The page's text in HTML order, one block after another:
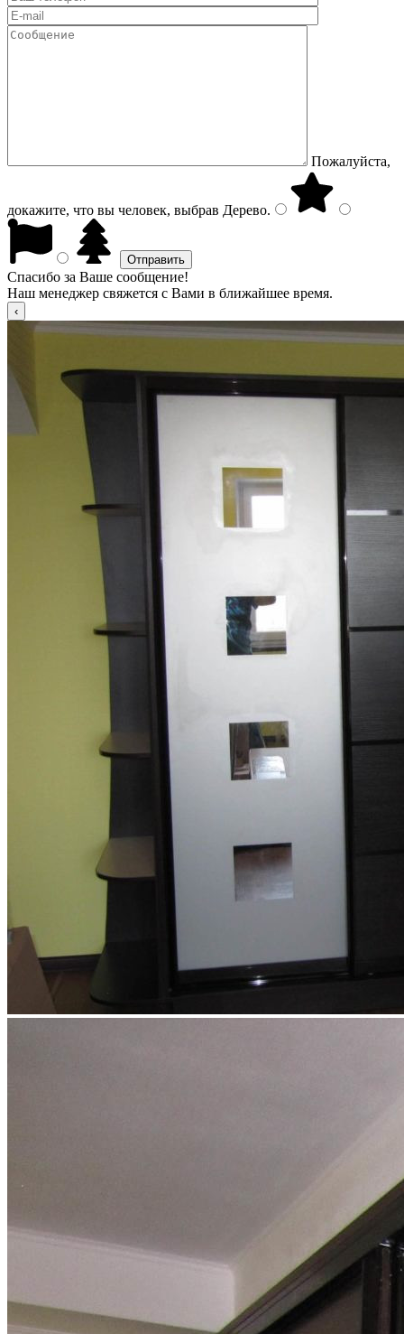
Пожалуйста,
докажите, что вы человек, выбрав Дерево.
Спасибо за Ваше сообщение!
Наш менеджер свяжется с Вами в ближайшее время.